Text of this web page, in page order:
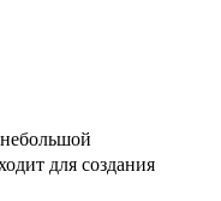
для создания